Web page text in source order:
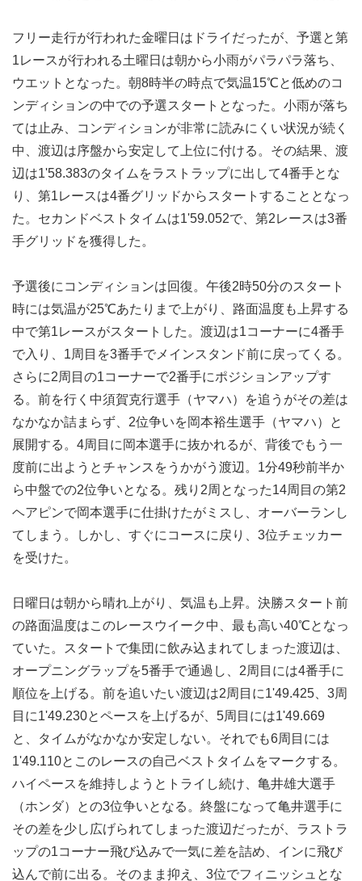
フリー走行が行われた金曜日はドライだったが、予選と第
1レースが行われる土曜日は朝から小雨がパラパラ落ち、
ウエットとなった。朝8時半の時点で気温15℃と低めのコ
ンディションの中での予選スタートとなった。小雨が落ち
ては止み、コンディションが非常に読みにくい状況が続く
中、渡辺は序盤から安定して上位に付ける。その結果、渡
辺は1'58.383のタイムをラストラップに出して4番手とな
り、第1レースは4番グリッドからスタートすることとなっ
た。セカンドベストタイムは1'59.052で、第2レースは3番
手グリッドを獲得した。
予選後にコンディションは回復。午後2時50分のスタート
時には気温が25℃あたりまで上がり、路面温度も上昇する
中で第1レースがスタートした。渡辺は1コーナーに4番手
で入り、1周目を3番手でメインスタンド前に戻ってくる。
さらに2周目の1コーナーで2番手にポジションアップす
る。前を行く中須賀克行選手（ヤマハ）を追うがその差は
なかなか詰まらず、2位争いを岡本裕生選手（ヤマハ）と
展開する。4周目に岡本選手に抜かれるが、背後でもう一
度前に出ようとチャンスをうかがう渡辺。1分49秒前半か
ら中盤での2位争いとなる。残り2周となった14周目の第2
ヘアピンで岡本選手に仕掛けたがミスし、オーバーランし
てしまう。しかし、すぐにコースに戻り、3位チェッカー
を受けた。
日曜日は朝から晴れ上がり、気温も上昇。決勝スタート前
の路面温度はこのレースウイーク中、最も高い40℃となっ
ていた。スタートで集団に飲み込まれてしまった渡辺は、
オープニングラップを5番手で通過し、2周目には4番手に
順位を上げる。前を追いたい渡辺は2周目に1'49.425、3周
目に1'49.230とペースを上げるが、5周目には1'49.669
と、タイムがなかなか安定しない。それでも6周目には
1'49.110とこのレースの自己ベストタイムをマークする。
ハイペースを維持しようとトライし続け、亀井雄大選手
（ホンダ）との3位争いとなる。終盤になって亀井選手に
その差を少し広げられてしまった渡辺だったが、ラストラ
ップの1コーナー飛び込みで一気に差を詰め、インに飛び
込んで前に出る。そのまま抑え、3位でフィニッシュとな